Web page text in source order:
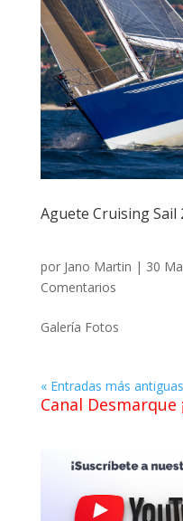
Aguete Cruising Sail
por Jano Martin | 30
Comentarios
Galería Fotos
« Entradas más antiguas
Canal Desmarque